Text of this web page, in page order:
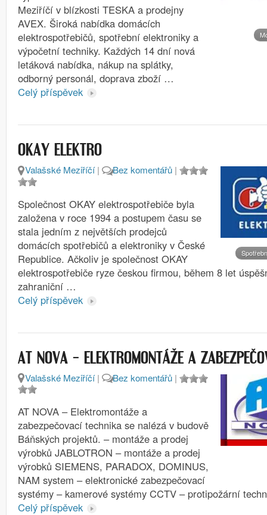
Meziříčí v blízkosti TESKA a prodejny
AVEX. Široká nabídka domácích
elektrospotřebičů, spotřební elektroniky a
výpočetní techniky. Každých 14 dní nová
letáková nabídka, nákup na splátky,
odborný personál, doprava zboží …
Celý příspěvek
OKAY ELEKTRO
Valašské Meziříčí| Bez komentářů |
Společnost OKAY elektrospotřebiče byla
založena v roce 1994 a postupem času se
stala jedním z největších prodejců
domácích spotřebičů a elektroniky v České
Republice. Ačkoliv je společnost OKAY
elektrospotřebiče ryze českou firmou, během 8 let
zahraniční …
Celý příspěvek
AT NOVA – ELEKTROMONTÁŽE A
Valašské Meziříčí| Bez komentářů |
AT NOVA – Elektromontáže a
zabezpečovací technika se nalézá v budově
Báňských projektů. – montáže a prodej
výrobků JABLOTRON – montáže a prodej
výrobků SIEMENS, PARADOX, DOMINUS,
NAM system – elektronické zabezpečovací
systémy – kamerové systémy CCTV – protipožární
Celý příspěvek